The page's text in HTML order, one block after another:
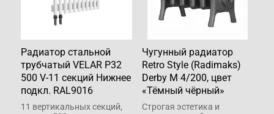
Радиатор стальной
трубчатый VELAR P32
500 V-11 секций Нижнее
подкл. RAL9016
11 вертикальных секций,
Чугунный радиатор
Retro Style (Radimaks)
Derby М 4/200, цвет
«Тёмный чёрный»
Строгая эстетика и